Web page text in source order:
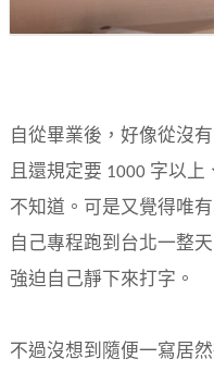
自從畢業後，好像從沒
且還規定要 1000 字以
不知道。可是又覺得唯
自己專程跑到台北一整天
強迫自己靜下來打字。
不過沒想到隨便一寫居